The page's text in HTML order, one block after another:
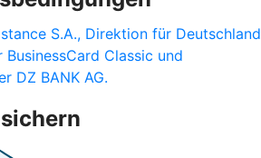
S.A., Direktion für Deutschland
Classic und
DZ BANK AG.